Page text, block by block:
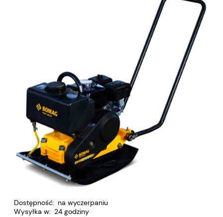
Dostępność: na wyczerpaniu
Wysyłka w: 24 godziny